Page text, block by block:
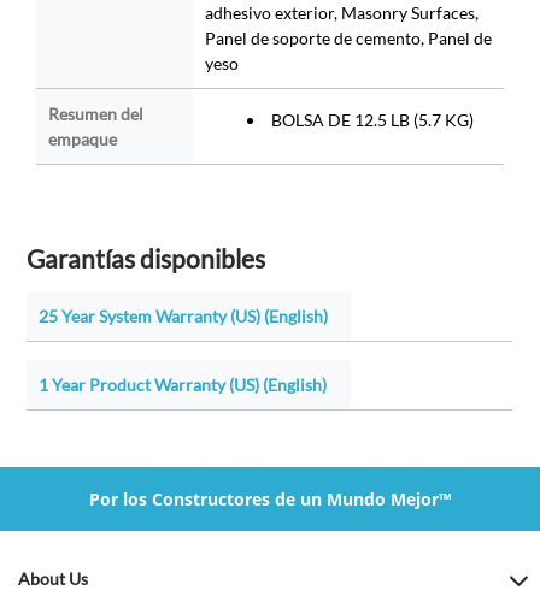
adhesivo exterior, Masonry Surfaces,
Panel de soporte de cemento, Panel de
yeso
Resumen del
empaque
BOLSA DE 12.5 LB (5.7 KG)
Garantías disponibles
25 Year System Warranty (US) (English)
1 Year Product Warranty (US) (English)
Por los Constructores de un Mundo Mejor™
About Us